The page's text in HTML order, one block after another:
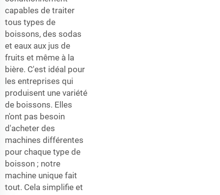
capables de traiter
tous types de
boissons, des sodas
et eaux aux jus de
fruits et même à la
bière. C'est idéal pour
les entreprises qui
produisent une variété
de boissons. Elles
n'ont pas besoin
d'acheter des
machines différentes
pour chaque type de
boisson ; notre
machine unique fait
tout. Cela simplifie et